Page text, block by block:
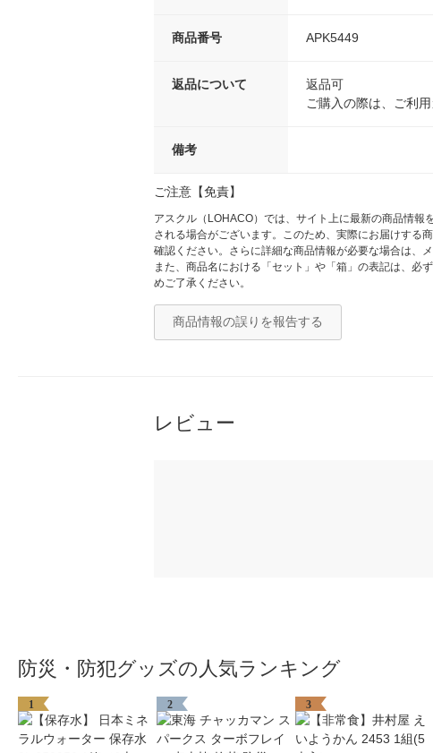
商品番号 APK5449
返品について
返品可
ご購入の際は、ご利
備考
ご注意【免責】
アスクル（LOHACO）では、サイト上に最新の商品情
される場合がございます。このため、実際にお届けする
確認ください。さらに詳細な商品情報が必要な場合は、
また、商品名における「セット」や「箱」の表記は、必
めご了承ください。
商品情報の誤りを報告する
レビュー
防災・防犯グッズの人気ランキング
1 2 3